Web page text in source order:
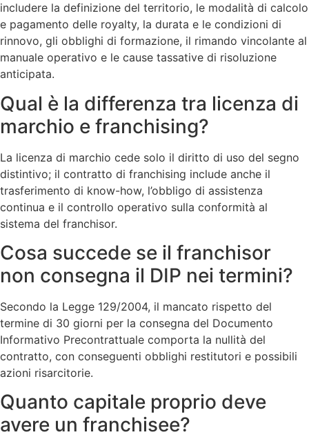
includere la definizione del territorio, le modalità di calcolo
e pagamento delle royalty, la durata e le condizioni di
rinnovo, gli obblighi di formazione, il rimando vincolante al
manuale operativo e le cause tassative di risoluzione
anticipata.
Qual è la differenza tra licenza di
marchio e franchising?
La licenza di marchio cede solo il diritto di uso del segno
distintivo; il contratto di franchising include anche il
trasferimento di know-how, l’obbligo di assistenza
continua e il controllo operativo sulla conformità al
sistema del franchisor.
Cosa succede se il franchisor
non consegna il DIP nei termini?
Secondo la Legge 129/2004, il mancato rispetto del
termine di 30 giorni per la consegna del Documento
Informativo Precontrattuale comporta la nullità del
contratto, con conseguenti obblighi restitutori e possibili
azioni risarcitorie.
Quanto capitale proprio deve
avere un franchisee?